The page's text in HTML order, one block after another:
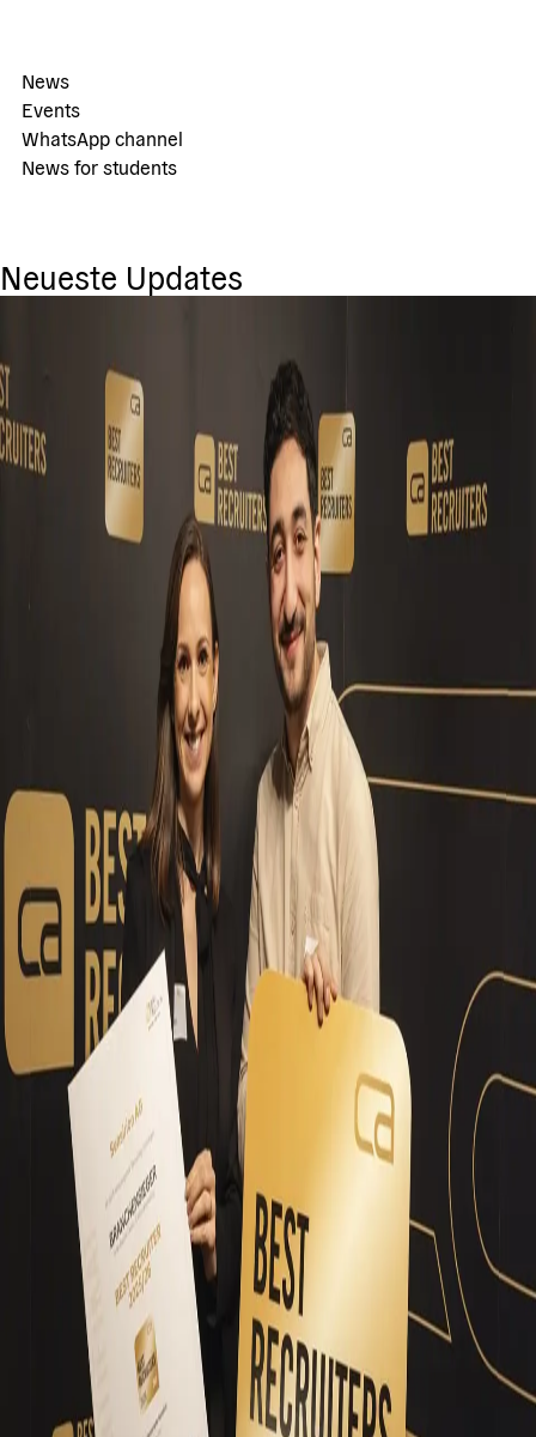
News
Events
WhatsApp channel
News for students
Neueste Updates